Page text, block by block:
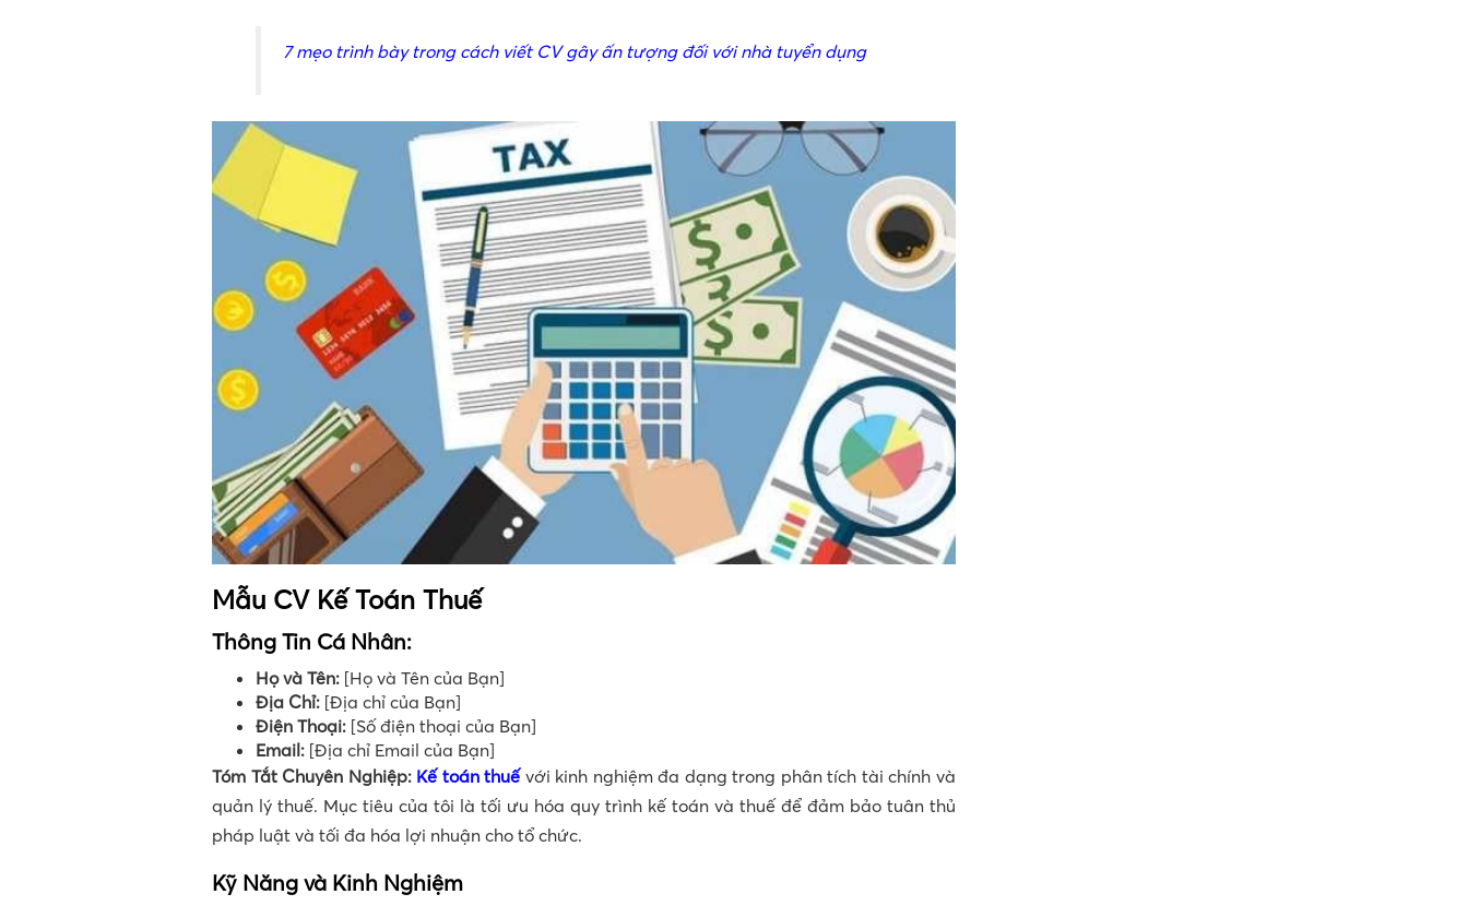
7 mẹo trình bày trong cách viết CV gây ấn tượng đối với nhà tuyển dụng
Mẫu CV Kế Toán Thuế
Thông Tin Cá Nhân:
Họ và Tên: [Họ và Tên của Bạn]
Địa Chỉ: [Địa chỉ của Bạn]
Điện Thoại: [Số điện thoại của Bạn]
Email: [Địa chỉ Email của Bạn]
Tóm Tắt Chuyên Nghiệp: Kế toán thuếvới kinh nghiệm đa dạng trong phân tích tài chính và
quản lý thuế. Mục tiêu của tôi là tối ưu hóa quy trình kế toán và thuế để đảm bảo tuân thủ
pháp luật và tối đa hóa lợi nhuận cho tổ chức.
Kỹ Năng và Kinh Nghiệm